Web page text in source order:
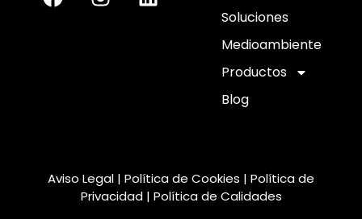
Soluciones
Medioambiente
Productos
Blog
Aviso Legal | Política de Cookies | Política de
Privacidad| Política de Calidades